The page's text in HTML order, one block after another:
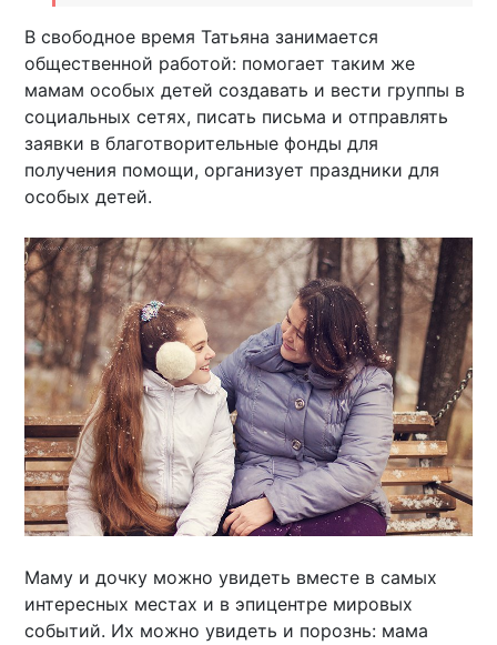
В свободное время Татьяна занимается
общественной работой: помогает таким же
мамам особых детей создавать и вести группы в
социальных сетях, писать письма и отправлять
заявки в благотворительные фонды для
получения помощи, организует праздники для
особых детей.
Маму и дочку можно увидеть вместе в самых
интересных местах и в эпицентре мировых
событий. Их можно увидеть и порознь: мама